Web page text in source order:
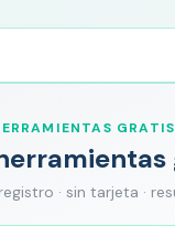
· sin tarjeta ·